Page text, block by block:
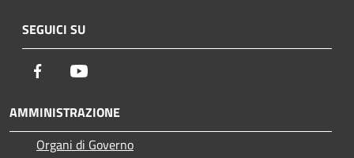
SEGUICI SU
Facebook
AMMINISTRAZIONE
Organi di Governo